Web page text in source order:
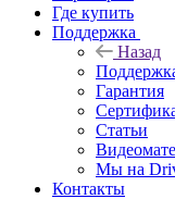
Где купить
Поддержка
Назад
Гарантия
Статьи
Мы на
Контакты